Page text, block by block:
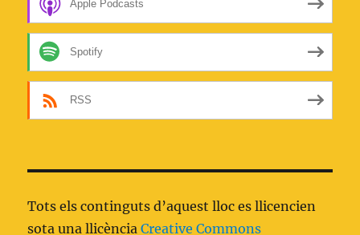
Apple Podcasts
Spotify
RSS
Tots els continguts d’aquest lloc es llicencien
sota una llicènciaCreative Commons